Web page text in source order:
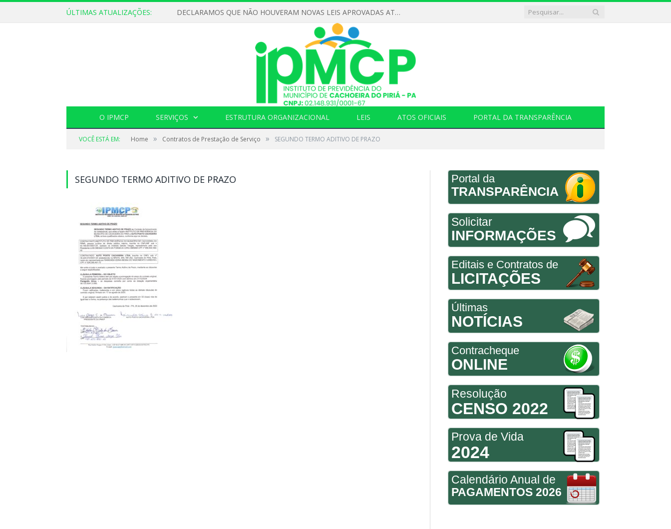
ÚLTIMAS ATUALIZAÇÕES: DECLARAMOS QUE NÃO HOUVERAM NOVAS LEIS APROVADAS ATÉ O MOMENTO PARA O INSTITUTO DE PREVIDÊNCIA NO ANO DE 2026
O IPMCP SERVIÇOS ESTRUTURA ORGANIZACIONAL LEIS ATOS OFICIAIS PORTAL DA TRANSPARÊNCIA
VOCÊ ESTÁ EM: Home » Contratos de Prestação de Serviço » SEGUNDO TERMO ADITIVO DE PRAZO
SEGUNDO TERMO ADITIVO DE PRAZO Portal da
TRANSPARÊNCIA
Solicitar
INFORMAÇÕES
Editais e Contratos de
LICITAÇÕES
Últimas
NOTÍCIAS
Contracheque
ONLINE
Resolução
CENSO 2022
Prova de Vida
2024
Calendário Anual de
PAGAMENTOS 2026